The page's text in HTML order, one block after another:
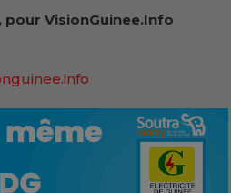
VisionGuinee.Info